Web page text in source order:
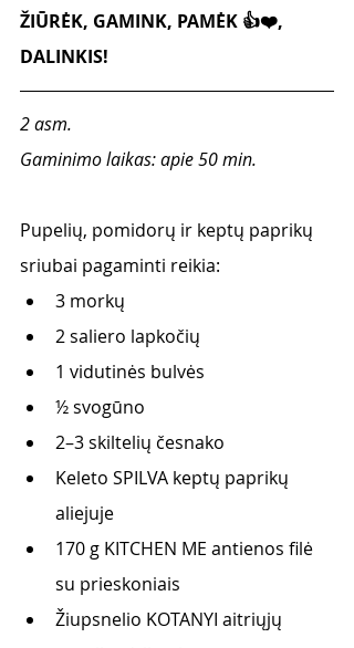
ŽIŪRĖK, GAMINK, PAMĖK 👍❤️,
DALINKIS!
2 asm.
Gaminimo laikas: apie 50 min.
Pupelių, pomidorų ir keptų paprikų
sriubai pagaminti reikia:
3 morkų
2 saliero lapkočių
1 vidutinės bulvės
½ svogūno
2–3 skiltelių česnako
Keleto SPILVA keptų paprikų
aliejuje
170 g KITCHEN ME antienos filė
su prieskoniais
Žiupsnelio KOTANYI aitriųjų